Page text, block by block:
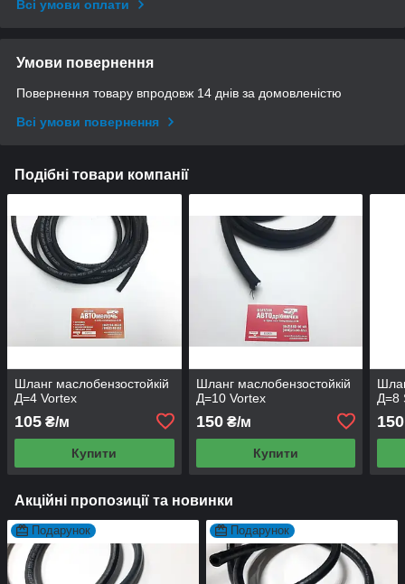
Всі умови оплати
Умови повернення
Повернення товару впродовж 14 днів за домовленістю
Всі умови повернення
Подібні товари компанії
Шланг маслобензостойкій
Д=4 Vortex
105 ₴/м
Купити
Шланг маслобензостойкій
Д=10 Vortex
150₴/м
Купити
Д=8
150
Акційні пропозиції та новинки
Подарунок Подарунок